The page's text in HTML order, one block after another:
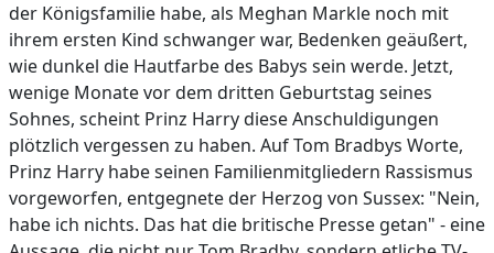
der Königsfamilie habe, als Meghan Markle noch mit
ihrem ersten Kind schwanger war, Bedenken geäußert,
wie dunkel die Hautfarbe des Babys sein werde. Jetzt,
wenige Monate vor dem dritten Geburtstag seines
Sohnes, scheint Prinz Harry diese Anschuldigungen
plötzlich vergessen zu haben. Auf Tom Bradbys Worte,
Prinz Harry habe seinen Familienmitgliedern Rassismus
vorgeworfen, entgegnete der Herzog von Sussex: "Nein,
habe ich nichts. Das hat die britische Presse getan" - eine